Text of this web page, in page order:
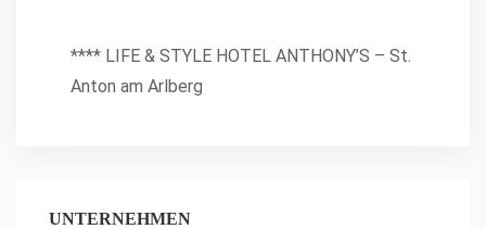
**** LIFE & STYLE HOTEL ANTHONY’S – St.
Anton am Arlberg
UNTERNEHMEN